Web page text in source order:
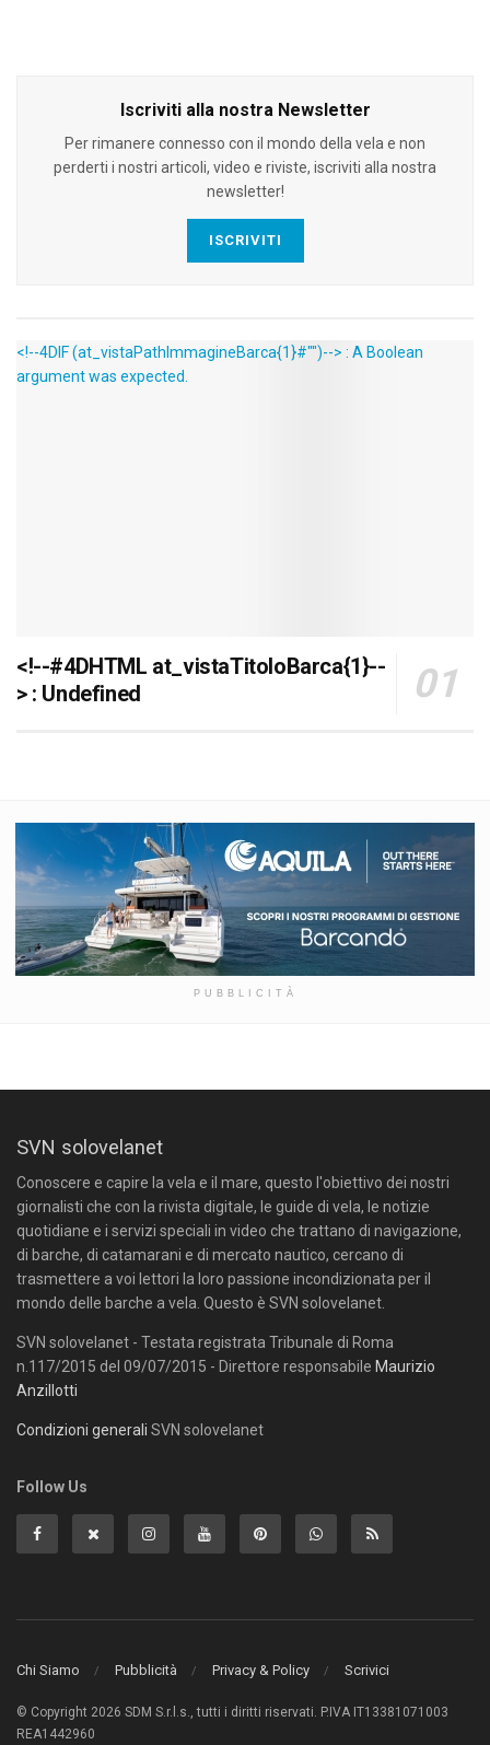
Iscriviti alla nostra Newsletter
Per rimanere connesso con il mondo della vela e non
perderti i nostri articoli, video e riviste, iscriviti alla nostra
newsletter!
ISCRIVITI
<!--4DIF (at_vistaPathImmagineBarca{1}#"")--> : A Boolean
argument was expected.
<!--#4DHTML at_vistaTitoloBarca{1}--
> : Undefined
PUBBLICITÀ
SVN solovelanet
Conoscere e capire la vela e il mare, questo l'obiettivo dei nostri
giornalisti che con la rivista digitale, le guide di vela, le notizie
quotidiane e i servizi speciali in video che trattano di navigazione,
di barche, di catamarani e di mercato nautico, cercano di
trasmettere a voi lettori la loro passione incondizionata per il
mondo delle barche a vela. Questo è SVN solovelanet.
SVN solovelanet - Testata registrata Tribunale di Roma
n.117/2015 del 09/07/2015 - Direttore responsabile Maurizio
Anzillotti
Condizioni generali SVN solovelanet
Follow Us
Chi Siamo Pubblicità Privacy & Policy Scrivici
© Copyright 2026 SDM S.r.l.s., tutti i diritti riservati. P.IVA IT13381071003
REA1442960